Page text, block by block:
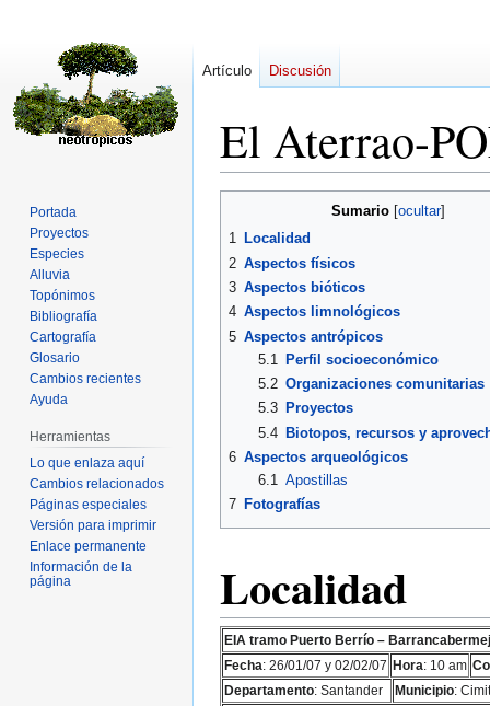
El Aterrao-
navegación
búsqueda
Sumario
1 Localidad
2 Aspectos físicos
3 Aspectos bióticos
4 Aspectos limnológicos
5 Aspectos antrópicos
5.1
Perfil socioeconómico
5.2 Organizaciones comunitarias
5.3
Proyectos
5.4 Biotopos, recursos y
6 Aspectos arqueológicos
6.1 Apostillas
7 Fotografías
Localidad
EIA tramo Puerto Berrío –
Fecha: 26/01/07 y 02/02/07 Hora: 10 am
Departamento: Santander Municipio:
Artículo Discusión
Portada
Proyectos
Especies
Alluvia
Topónimos
Bibliografía
Cartografía
Glosario
Cambios recientes
Ayuda
Herramientas
Lo que enlaza aquí
Cambios relacionados
Páginas especiales
Versión para imprimir
Enlace permanente
Información de la
página